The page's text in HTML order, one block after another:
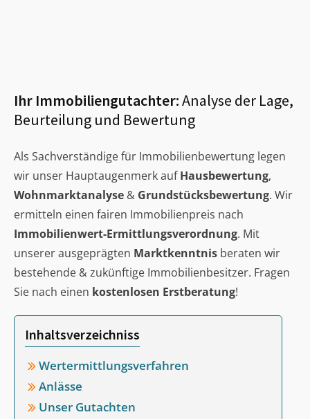
Ihr Immobiliengutachter:Analyse der Lage,
Beurteilung und Bewertung
Als Sachverständige für Immobilienbewertung legen
wir unser Hauptaugenmerk aufHausbewertung,
Wohnmarktanalyse & Grundstücksbewertung. Wir
ermitteln einen fairen Immobilienpreis nach
Immobilienwert-Ermittlungsverordnung. Mit
unserer ausgeprägten Marktkenntnis beraten wir
bestehende & zukünftige Immobilienbesitzer. Fragen
Sie nach einen kostenlosen Erstberatung!
Inhaltsverzeichniss
Wertermittlungsverfahren
Anlässe
Unser Gutachten